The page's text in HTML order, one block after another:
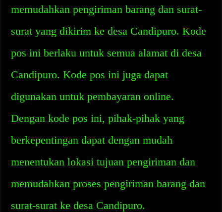
memudahkan pengiriman barang dan surat-
surat yang dikirim ke desa Candipuro. Kode
pos ini berlaku untuk semua alamat di desa
Candipuro. Kode pos ini juga dapat
digunakan untuk pembayaran online.
Dengan kode pos ini, pihak-pihak yang
berkepentingan dapat dengan mudah
menentukan lokasi tujuan pengiriman dan
memudahkan proses pengiriman barang dan
surat-surat ke desa Candipuro.